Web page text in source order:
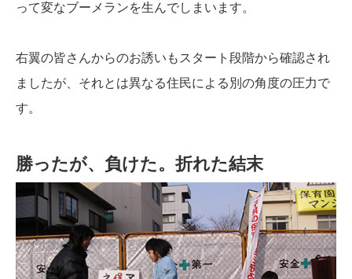
って変なブーメランを生んでしまいます。
右翼の皆さんからのお誘いもスタート段階から確認され
ましたが、それとは異なる住民による別の角度の圧力で
す。
勝ったが、負けた。折れた結末